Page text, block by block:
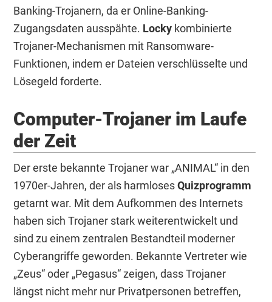
Banking-Trojanern, da er Online-Banking-
Zugangsdaten ausspähte. Locky kombinierte
Trojaner-Mechanismen mit Ransomware-
Funktionen, indem er Dateien verschlüsselte und
Lösegeld forderte.
Computer-Trojaner im Laufe
der Zeit
Der erste bekannte Trojaner war „ANIMAL“ in den
1970er-Jahren, der als harmlosesQuizprogramm
getarnt war. Mit dem Aufkommen des Internets
haben sich Trojaner stark weiterentwickelt und
sind zu einem zentralen Bestandteil moderner
Cyberangriffe geworden. Bekannte Vertreter wie
„Zeus“ oder „Pegasus“ zeigen, dass Trojaner
längst nicht mehr nur Privatpersonen betreffen,